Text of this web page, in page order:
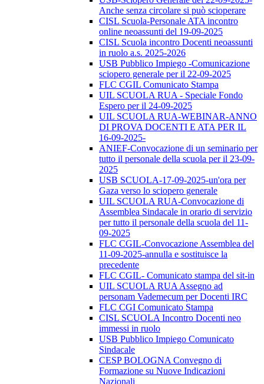
Anche senza circolare si può scioperare
CISL Scuola-Personale ATA incontro
online neoassunti del 19-09-2025
CISL Scuola incontro Docenti neoassunti
in ruolo a.s. 2025-2026
USB Pubblico Impiego -Comunicazione
sciopero generale per il 22-09-2025
FLC CGIL Comunicato Stampa
UIL SCUOLA RUA - Speciale Fondo
Espero per il 24-09-2025
UIL SCUOLA RUA-WEBINAR-ANNO
DI PROVA DOCENTI E ATA PER IL
16-09-2025-
ANIEF-Convocazione di un seminario per
tutto il personale della scuola per il 23-09-
2025
USB SCUOLA-17-09-2025-un'ora per
Gaza verso lo sciopero generale
UIL SCUOLA RUA-Convocazione di
Assemblea Sindacale in orario di servizio
per tutto il personale della scuola del 11-
09-2025
FLC CGIL-Convocazione Assemblea del
11-09-2025-annulla e sostituisce la
precedente
FLC CGIL- Comunicato stampa del sit-in
UIL SCUOLA RUA Assegno ad
personam Vademecum per Docenti IRC
FLC CGI Comunicato Stampa
CISL SCUOLA Incontro Docenti neo
immessi in ruolo
USB Pubblico Impiego Comunicato
Sindacale
CESP BOLOGNA Convegno di
Formazione su Nuove Indicazioni
Nazionali